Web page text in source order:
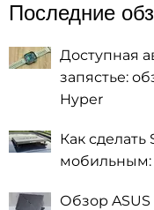
Последние
Доступная
запястье:
Hyper
Как
мобильным:
Обзор ASUS